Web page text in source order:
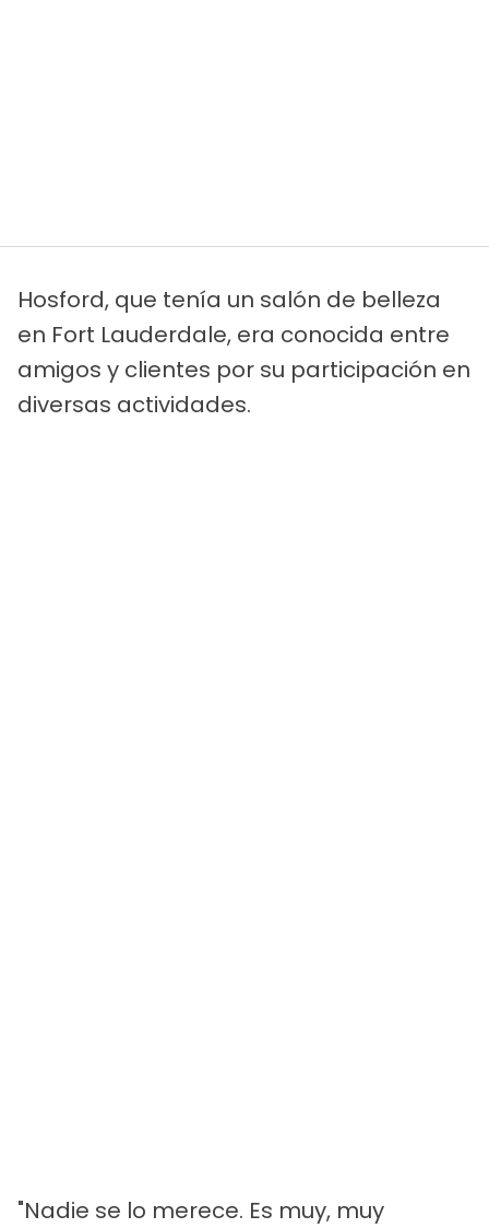
Hosford, que tenía un salón de belleza
en Fort Lauderdale, era conocida entre
amigos y clientes por su participación en
diversas actividades.
"Nadie se lo merece. Es muy, muy